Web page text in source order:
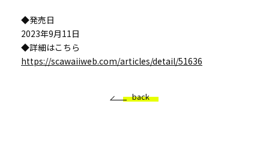
◆発売日
2023年9月11日
◆詳細はこちら
https://scawaiiweb.com/articles/detail/51636
back